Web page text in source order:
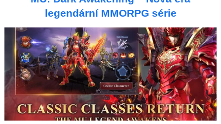
legendární MMORPG série